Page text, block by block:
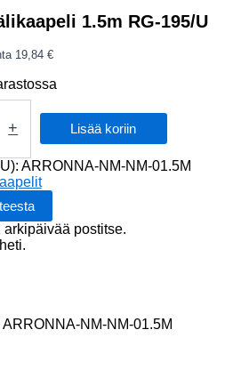
1.5m RG-195/U
19,84 €
+ Lisää koriin
ARRONNA-NM-NM-01.5M
arkipäivää postitse.
ARRONNA-NM-NM-01.5M